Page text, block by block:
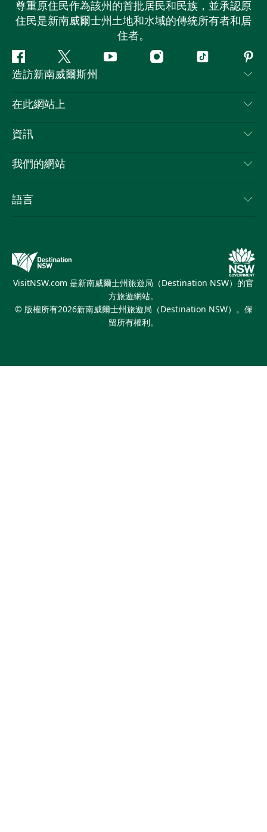
尊重原住民作為該州的首批居民和民族，並承認原
住民是新南威爾士州土地和水域的傳統所有者和居
住者。
Facebook嘰
嘰
喳
Youtube Instagram抖
造訪新南威爾斯州
聯絡我們
隱私
Cookie 通知
在此網站上
目的地
新南威爾斯州公路旅行
活動
資訊
旅行資訊
新南威爾斯的商業
我們的網站
新南威爾士州旅遊局（Destination NSW）媒體中心
繽紛悉尼燈光音樂節
語言
VisitNSW.com 是新南威爾士州旅遊局（Destination NSW）的官
方旅遊網站。
© 版權所有2026新南威爾士州旅遊局（Destination NSW）。保
留所有權利。